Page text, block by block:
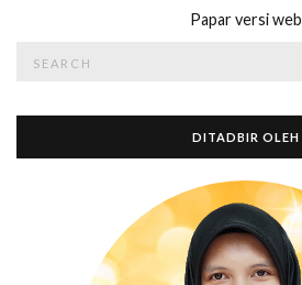
Papar versi web
for:
DITADBIR OLEH